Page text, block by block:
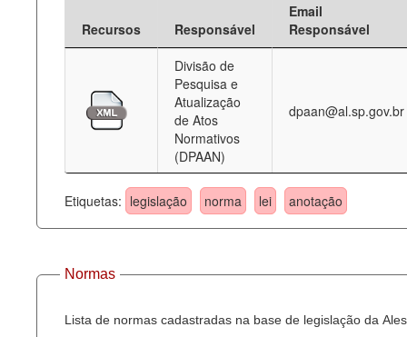
Deputados Estaduais
Legislação
Perguntas frequentes
Contato
Recursos Responsável
Email
Responsável
Divisão de
Pesquisa e
Atualização
de Atos
Normativos
(DPAAN)
dpaan@al.sp.gov.br
Etiquetas: legislação norma lei anotação
Normas
Lista de normas cadastradas na base de legislação da